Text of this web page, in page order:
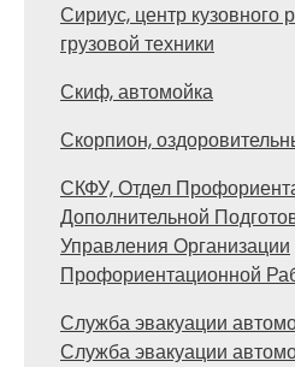
Сириус, центр кузовного
грузовой техники
Скиф, автомойка
Скорпион,
СКФУ, Отдел
Дополнительной
Управления Организации
Профориентационной
Служба эвакуации
Служба эвакуации